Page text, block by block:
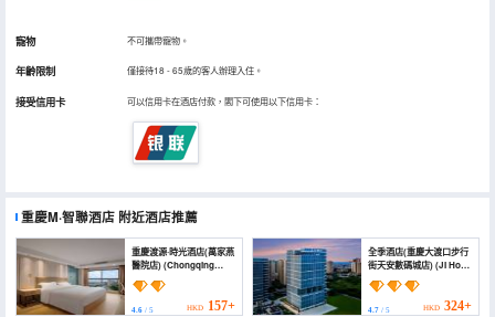
寵物 不可攜帶寵物。
年齡限制 僅接待18 - 65歲的客人辦理入住。
接受信用卡 可以信用卡在酒店付款，閣下可使用以下信用卡：
重慶M·智聯酒店 附近酒店推薦
重慶渡源·時光酒店(萬家燕
醫院店) (Chongqing
Duyuan Time Hotel
(Wanjiayan Hospital
Branch))
4.6 / 5 HKD 157+
全季酒店(重慶大渡口步行
街天安數碼城店) (JI Hotel
(Chongqing Dadukou
Pedestrian Street
Tian'an Digital City))
4.7/ 5 HKD 324+